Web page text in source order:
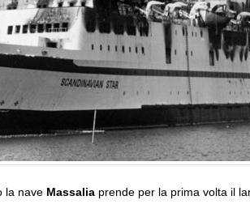
la nave Massalia prende per la prima volta il